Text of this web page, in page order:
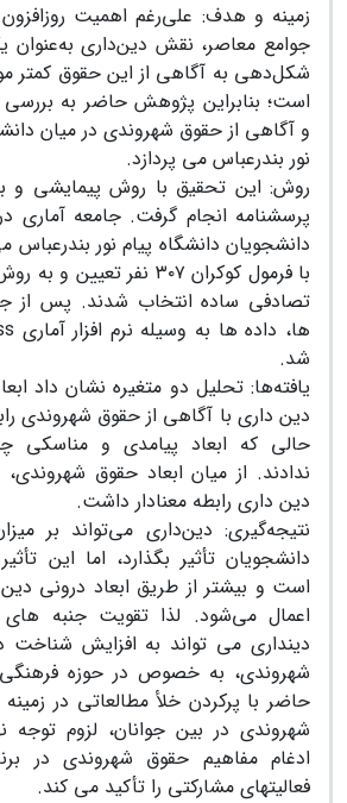
زمینه و هدف: علی‌رغم اهمیت
جوامع معاصر، نقش دین‌داری به‌عنوان
شکل‌دهی به آگاهی از این حقوق کمتر
است؛ بنابراین پژوهش حاضر به بررسی
و آگاهی از حقوق شهروندی در میان
نور بندرعباس می پردازد.
روش: این تحقیق با روش پیمایشی و
پرسشنامه انجام گرفت. جامعه آماری
دانشجویان دانشگاه پیام نور
با فرمول کوکران ۳۰۷ نفر
تصادفی ساده انتخاب شدند. پس از
شد.
یافته‌ها: تحلیل دو متغیره نشان داد
دین داری با آگاهی از حقوق شهروندی
حالی که ابعاد پیامدی و مناسکی
ندادند. از میان ابعاد حقوق
دین داری رابطه معنادار داشت.
نتیجه‌گیری: دین‌داری می‌تواند بر
دانشجویان تأثیر بگذارد، اما این
است و بیشتر از طریق ابعاد درونی
اعمال می‌شود. لذا تقویت جنبه
دینداری می تواند به افزایش شناخت
شهروندی، به خصوص در حوزه
حاضر با پرکردن خلأ مطالعاتی در
شهروندی در بین جوانان، لزوم توجه
ادغام مفاهیم حقوق شهروندی در
فعالیتهای مشارکتی را تأکید می کند.